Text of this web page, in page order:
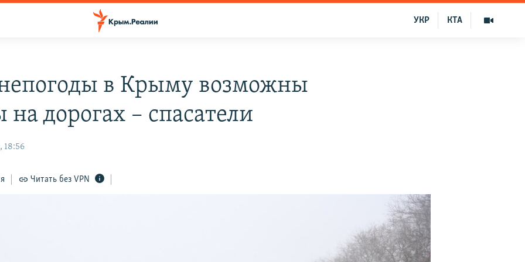
КТА
УКР
в Крыму возможны
на дорогах – спасатели
18:56
Читать без VPN